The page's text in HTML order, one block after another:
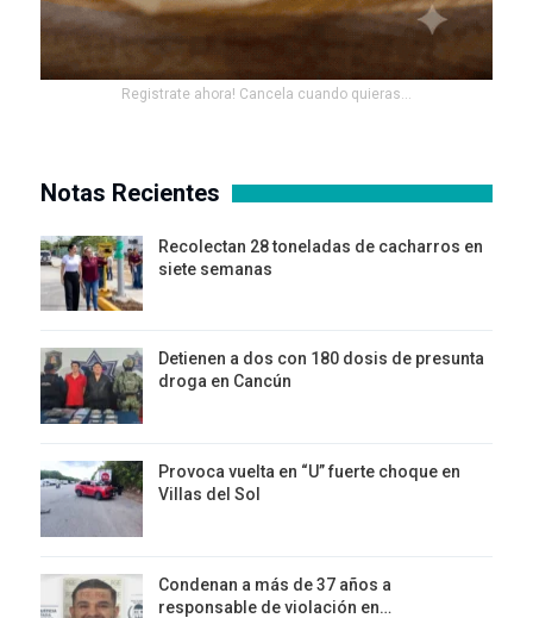
Registrate ahora! Cancela cuando quieras...
Notas Recientes
Recolectan 28 toneladas de cacharros en
siete semanas
Detienen a dos con 180 dosis de presunta
droga en Cancún
Provoca vuelta en “U” fuerte choque en
Villas del Sol
Condenan a más de 37 años a
responsable de violación en…